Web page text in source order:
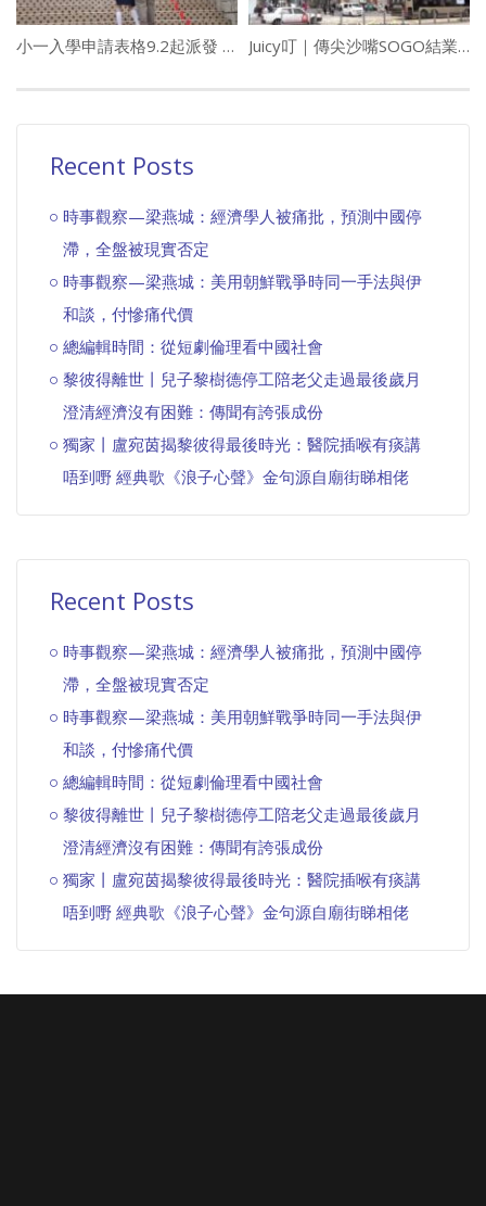
小一入學申請表格9.2起派發 教局: 家長若提供假地址或會被判監 Juicy叮｜傳尖沙嘴SOGO結業遷往啟德 網民：個位唔多就腳
Recent Posts
時事觀察—梁燕城：經濟學人被痛批，預測中國停
滯，全盤被現實否定
時事觀察—梁燕城：美用朝鮮戰爭時同一手法與伊
和談，付慘痛代價
總編輯時間：從短劇倫理看中國社會
黎彼得離世丨兒子黎樹德停工陪老父走過最後歲月
澄清經濟沒有困難：傳聞有誇張成份
獨家丨盧宛茵揭黎彼得最後時光：醫院插喉有痰講
唔到嘢 經典歌《浪子心聲》金句源自廟街睇相佬
Recent Posts
時事觀察—梁燕城：經濟學人被痛批，預測中國停
滯，全盤被現實否定
時事觀察—梁燕城：美用朝鮮戰爭時同一手法與伊
和談，付慘痛代價
總編輯時間：從短劇倫理看中國社會
黎彼得離世丨兒子黎樹德停工陪老父走過最後歲月
澄清經濟沒有困難：傳聞有誇張成份
獨家丨盧宛茵揭黎彼得最後時光：醫院插喉有痰講
唔到嘢 經典歌《浪子心聲》金句源自廟街睇相佬